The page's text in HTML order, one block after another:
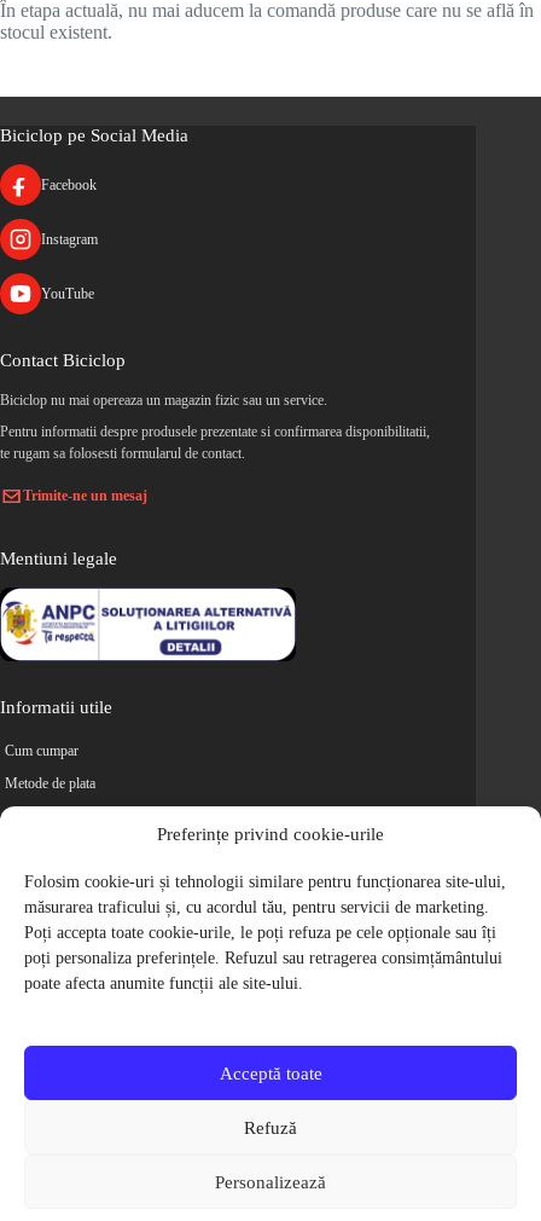
Preferințe privind cookie-urile
Folosim cookie-uri și tehnologii similare pentru funcționarea site-ului,
măsurarea traficului și, cu acordul tău, pentru servicii de marketing.
Poți accepta toate cookie-urile, le poți refuza pe cele opționale sau îți
poți personaliza preferințele. Refuzul sau retragerea consimțământului
poate afecta anumite funcții ale site-ului.
Acceptă toate
Refuză
Personalizează
În etapa actuală, nu mai aducem la comandă produse care nu se află în
stocul existent.
Biciclop pe Social Media
Facebook
Instagram
YouTube
Contact Biciclop
Biciclop nu mai opereaza un magazin fizic sau un service.
Pentru informatii despre produsele prezentate si confirmarea disponibilitatii,
te rugam sa folosesti formularul de contact.
Trimite-ne un mesaj
Mentiuni legale
Informatii utile
Cum cumpar
Metode de plata
Retur
Cariere
Politica de Confidentialitate
Politica de cookie-uri